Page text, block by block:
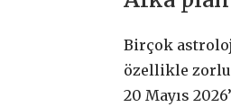
Birçok
özellikle zorlu
20 Mayıs